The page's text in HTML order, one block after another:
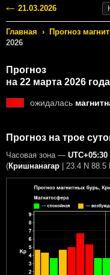
21.03.2026
Главная › Прогноз
2026
Прогноз
на 22 марта 2026 года
ожидалась
Прогноз на трое
Часовая зона — UTC+05:30
(Кришнанагар | 23.4 N 88.5